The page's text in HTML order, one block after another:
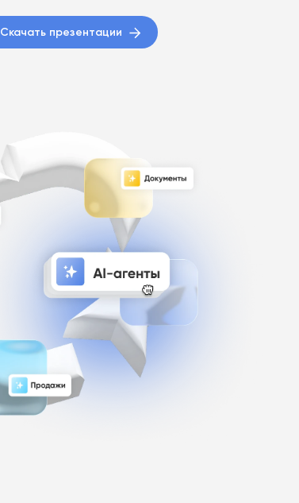
Скачать презентации